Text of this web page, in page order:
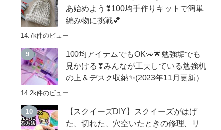
あ始めよう❣100均手作りキットで簡単
編み物に挑戦💕
14.7k件のビュー
100均アイテムでもOK👀🌟勉強垢でも
見かける❣みんなが工夫している勉強机
の上＆デスク収納✨(2023年11月更新）
14.2k件のビュー
【スクイーズDIY】スクイーズがはげ
た、切れた、穴空いたときの修理、リ